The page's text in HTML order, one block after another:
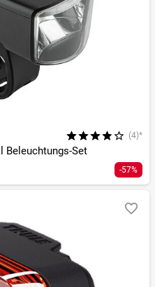
(4)*
Beleuchtungs-Set
-57%